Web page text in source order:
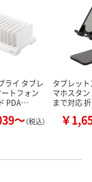
ライ タブレ
ートフォン
PDA…
～（税込）
タブレッ
マホスタ
まで対応
￥